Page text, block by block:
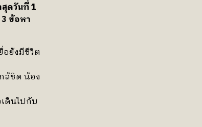
ดวันที่ 1
ข้อหา
อยังมีชีวิต
ล้ชิด น้อง
ดินไปกับ